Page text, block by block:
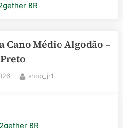
BR
Cano Médio Algodão –
Preto
By
shop_jr1
BR